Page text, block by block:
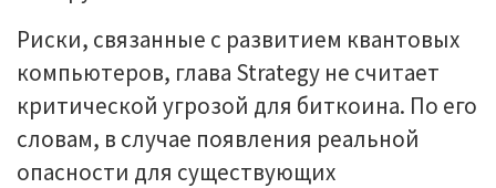
Риски, связанные с развитием квантовых
компьютеров, глава Strategy не считает
критической угрозой для биткоина. По его
словам, в случае появления реальной
опасности для существующих